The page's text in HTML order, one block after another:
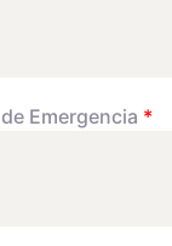
Emergencia *